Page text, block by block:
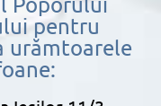
pentru
urămtoarele